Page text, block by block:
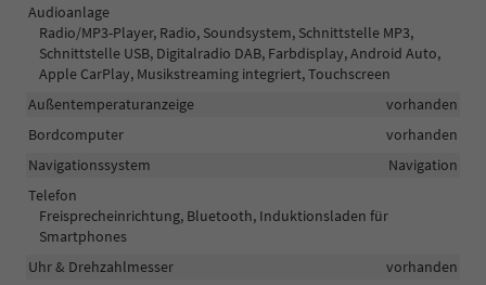
Audioanlage
Radio/MP3-Player, Radio, Soundsystem, Schnittstelle MP3,
Schnittstelle USB, Digitalradio DAB, Farbdisplay, Android Auto,
Apple CarPlay, Musikstreaming integriert, Touchscreen
Außentemperaturanzeige
vorhanden
Bordcomputer
vorhanden
Navigationssystem
Navigation
Telefon
Freisprecheinrichtung, Bluetooth, Induktionsladen für
Smartphones
Uhr & Drehzahlmesser
vorhanden